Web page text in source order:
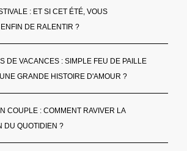
: ET SI CET ÉTÉ, VOUS
DE RALENTIR ?
DE VACANCES : SIMPLE FEU DE PAILLE
GRANDE HISTOIRE D'AMOUR ?
COUPLE : COMMENT RAVIVER LA
DU QUOTIDIEN ?